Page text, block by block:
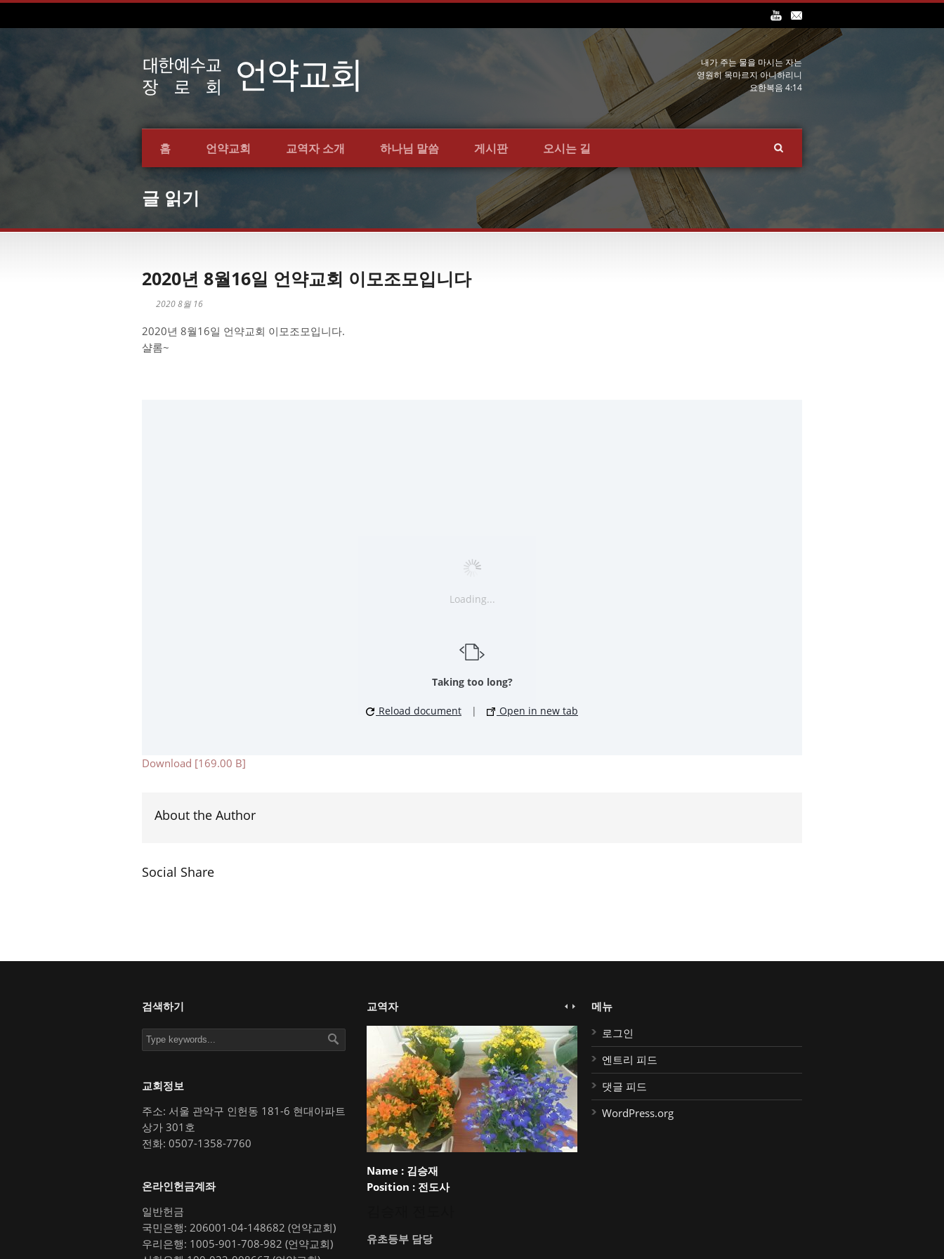
내가 주는 물을 마시는 자는
영원히 목마르지 아니하리니
요한복음 4:14
홈 언약교회 교역자 소개 하나님 말씀 게시판 오시는 길
글 읽기
2020년 8월16일 언약교회 이모조모입니다
2020 8월 16
2020년 8월16일 언약교회 이모조모입니다.
샬롬~
Loading...
Taking too long?
Reload document | Open in new tab
Download [169.00 B]
About the Author
Social Share
검색하기
교회정보
주소: 서울 관악구 인헌동 181-6 현대아파트
상가 301호
전화: 0507-1358-7760
온라인헌금계좌
일반헌금
국민은행: 206001-04-148682 (언약교회)
우리은행: 1005-901-708-982 (언약교회)
교역자
Name :김승재
Position :전도사
유초등부 담당
메뉴
로그인
엔트리 피드
댓글 피드
WordPress.org